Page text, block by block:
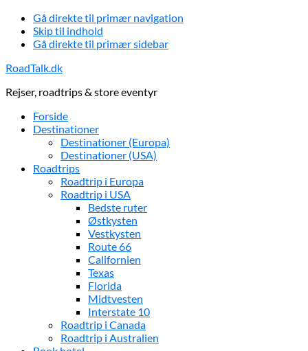
Gå direkte til primær navigation
Skip til indhold
Gå direkte til primær sidebar
RoadTalk.dk
Rejser, roadtrips & store eventyr
Forside
Destinationer
Destinationer (Europa)
Destinationer (USA)
Roadtrips
Roadtrip i Europa
Roadtrip i USA
Bedste ruter
Østkysten
Vestkysten
Route 66
Californien
Texas
Florida
Midtvesten
Interstate 10
Roadtrip i Canada
Roadtrip i Australien